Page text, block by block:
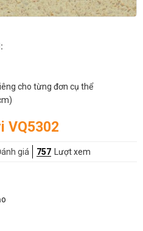
cho từng đơn cụ thể
VQ5302
giá 757 Lượt xem